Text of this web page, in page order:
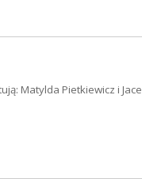
Matylda Pietkiewicz i